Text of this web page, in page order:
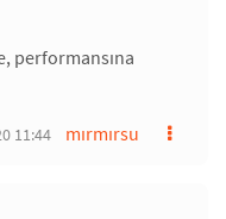
performansına
mırmırsu
11:44